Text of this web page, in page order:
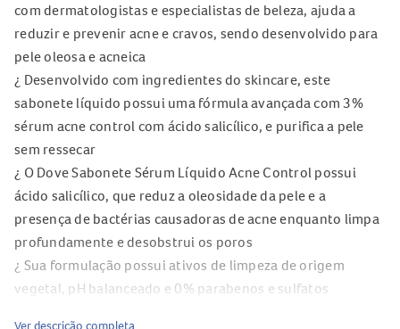
com dermatologistas e especialistas de beleza, ajuda a
reduzir e prevenir acne e cravos, sendo desenvolvido para
pele oleosa e acneica
¿ Desenvolvido com ingredientes do skincare, este
sabonete líquido possui uma fórmula avançada com 3%
sérum acne control com ácido salicílico, e purifica a pele
sem ressecar
¿ O Dove Sabonete Sérum Líquido Acne Control possui
ácido salicílico, que reduz a oleosidade da pele e a
presença de bactérias causadoras de acne enquanto limpa
profundamente e desobstrui os poros
¿ Sua formulação possui ativos de limpeza de origem
vegetal, pH balanceado e 0% parabenos e sulfatos
Ver descrição completa